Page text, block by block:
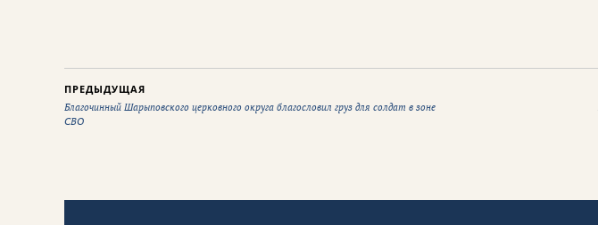
ПРЕДЫДУЩАЯ
Благочинный Шарыповского церковного округа благословил груз для солдат в зоне
СВО